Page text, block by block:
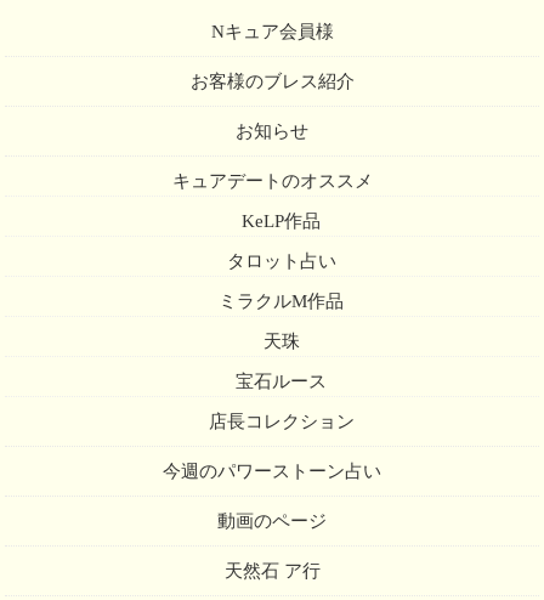
Nキュア会員様
お客様のブレス紹介
お知らせ
キュアデートのオススメ
KeLP作品
タロット占い
ミラクルM作品
天珠
宝石ルース
店長コレクション
今週のパワーストーン占い
動画のページ
天然石 ア行